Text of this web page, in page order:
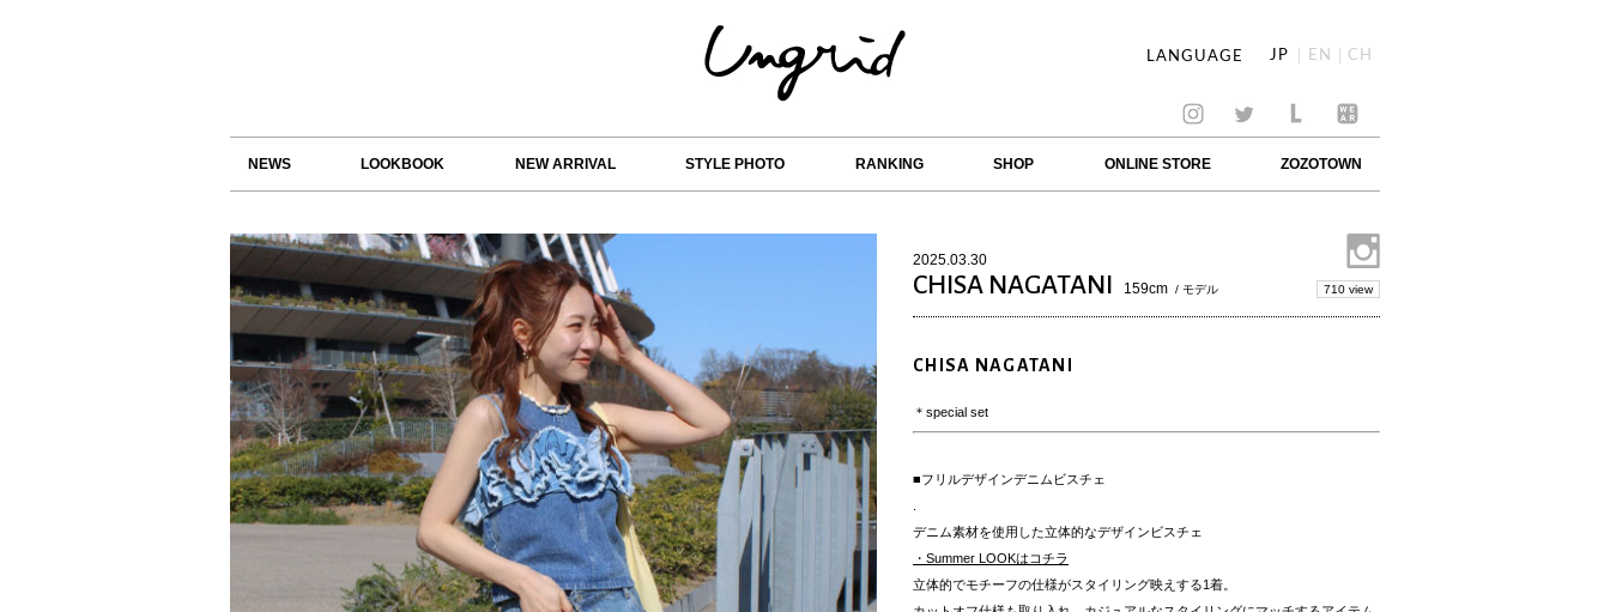
LANGUAGE JP EN CH
NEWS LOOKBOOK NEW ARRIVAL STYLE PHOTO RANKING SHOP ONLINE STORE ZOZOTOWN
2025.03.30
CHISA NAGATANI 159cm / モデル 710 view
CHISA NAGATANI
＊special set
■フリルデザインデニムビスチェ
デニム素材を使用した立体的なデザインビスチェ
・Summer LOOKはコチラ
立体的でモチーフの仕様がスタイリング映えする1着。